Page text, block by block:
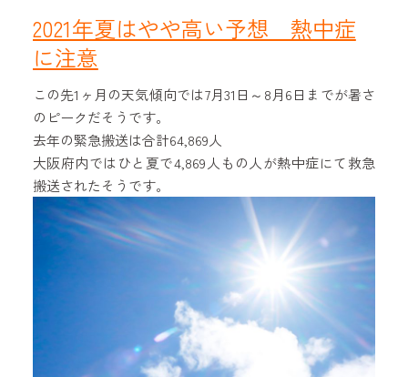
2021年夏はやや高い予想 熱中症
に注意
この先1ヶ月の天気傾向では7月31日～8月6日までが暑さ
のピークだそうです。
去年の緊急搬送は合計64,869人
大阪府内ではひと夏で4,869人もの人が熱中症にて救急
搬送されたそうです。